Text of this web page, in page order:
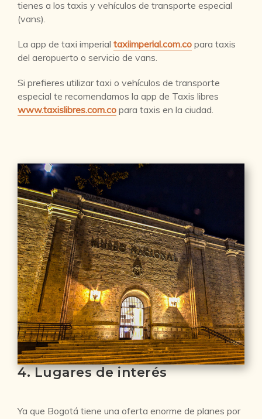
tienes a los taxis y vehículos de transporte especial
(vans).
La app de taxi imperial taxiimperial.com.co para taxis
del aeropuerto o servicio de vans.
Si prefieres utilizar taxi o vehículos de transporte
especial te recomendamos la app de Taxis libres
www.taxislibres.com.co para taxis en la ciudad.
4. Lugares de interés
Ya que Bogotá tiene una oferta enorme de planes por